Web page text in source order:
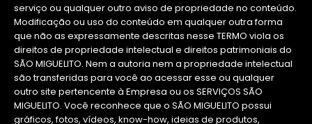
serviço ou qualquer outro aviso de propriedade no conteúdo.
Modificação ou uso do conteúdo em qualquer outra forma
que não as expressamente descritas nesse TERMO viola os
direitos de propriedade intelectual e direitos patrimoniais do
SÃO MIGUELITO. Nem a autoria nem a propriedade intelectual
são transferidas para você ao acessar esse ou qualquer
outro site pertencente à Empresa ou os SERVIÇOS SÃO
MIGUELITO. Você reconhece que o SÃO MIGUELITO possui
gráficos, fotos, vídeos, know-how, ideias de produtos,